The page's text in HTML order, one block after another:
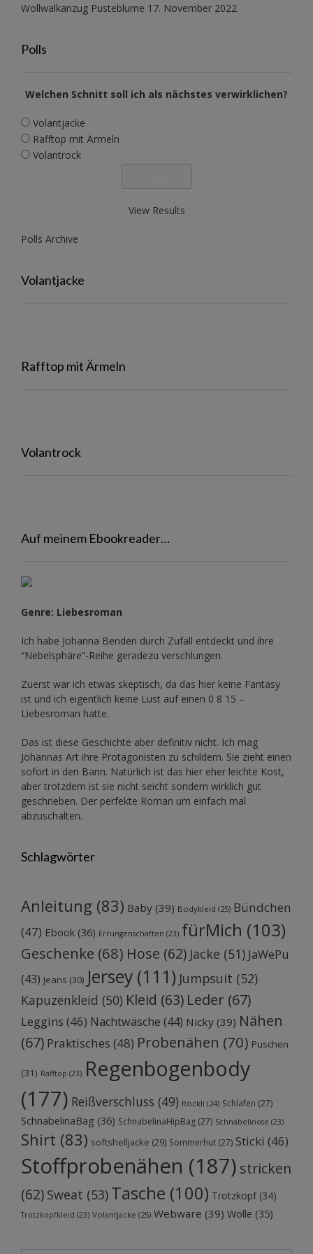
Wollwalkanzug Pusteblume 17. November 2022
Polls
Welchen Schnitt soll ich als nächstes verwirklichen?
Volantjacke
Rafftop mit Ärmeln
Volantrock
View Results
Polls Archive
Volantjacke
Rafftop mit Ärmeln
Volantrock
Auf meinem Ebookreader…
Genre: Liebesroman
Ich habe Johanna Benden durch Zufall entdeckt und ihre
“Nebelsphäre”-Reihe geradezu verschlungen.
Zuerst war ich etwas skeptisch, da das hier keine Fantasy
ist und ich eigentlich keine Lust auf einen 0 8 15 –
Liebesroman hatte.
Das ist diese Geschichte aber definitiv nicht. Ich mag
Johannas Art ihre Protagonisten zu schildern. Sie zieht einen
sofort in den Bann. Natürlich ist das hier eher leichte Kost,
aber trotzdem ist sie nicht seicht sondern wirklich gut
geschrieben. Der perfekte Roman um einfach mal
abzuschalten.
Schlagwörter
Anleitung (83) Baby (39) Bodykleid (25) Bündchen
(47) Ebook (36) Errungenschaften (23) fürMich (103)
Geschenke (68) Hose (62) Jacke (51) JaWePu
(43) Jeans (30) Jersey (111) Jumpsuit (52)
Kapuzenkleid (50) Kleid (63) Leder (67)
Leggins (46) Nachtwäsche (44) Nicky (39) Nähen
(67) Praktisches (48) Probenähen (70) Puschen
(31) Rafftop (23) Regenbogenbody
(177) Reißverschluss (49) Röckli (24) Schlafen (27)
SchnabelinaBag (36) SchnabelinaHipBag (27) Schnabelinose (23)
Shirt (83) softshelljacke (29) Sommerhut (27) Sticki (46)
Stoffprobenähen (187) stricken
(62) Sweat (53) Tasche (100) Trotzkopf(34)
Trotzkopfkleid (23) Volantjacke (25) Webware (39) Wolle (35)